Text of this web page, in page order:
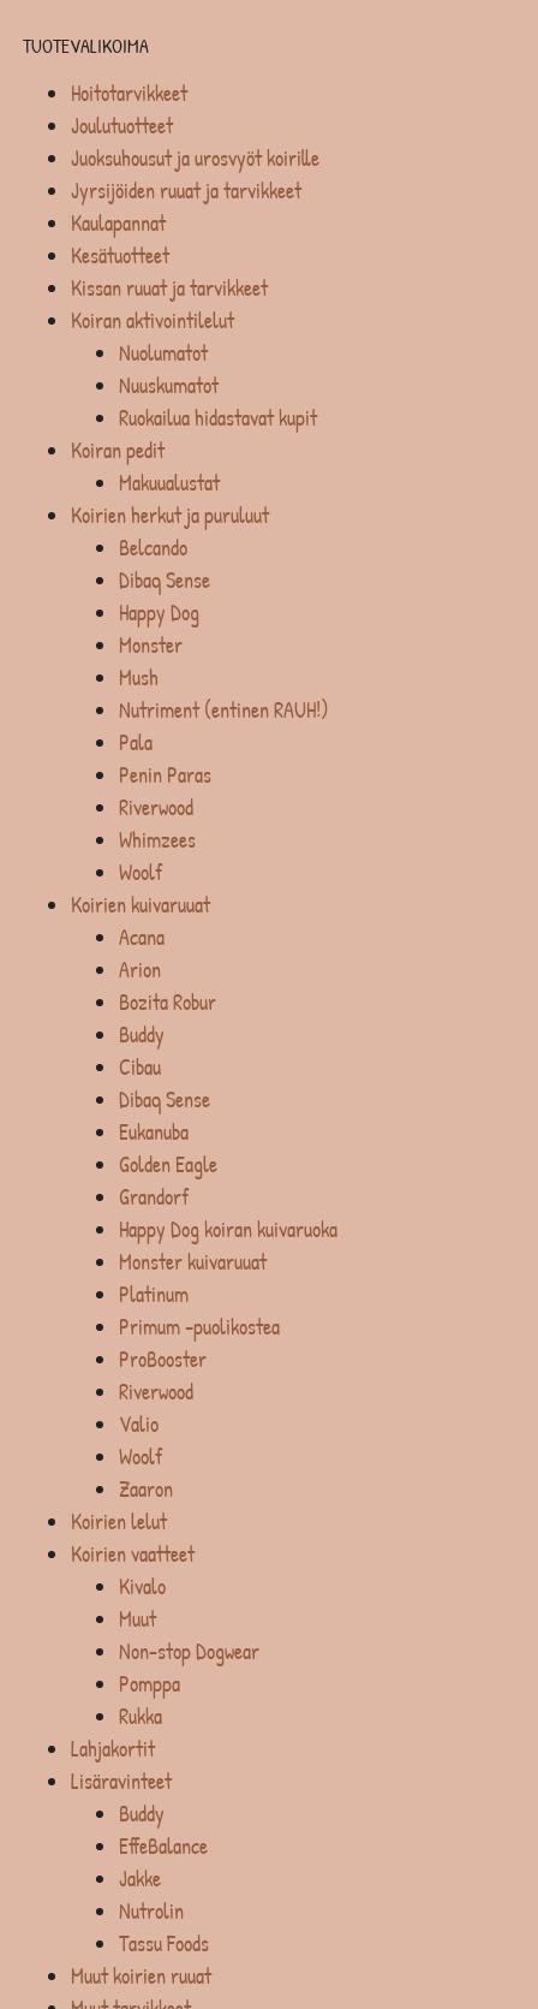
TUOTEVALIKOIMA
Hoitotarvikkeet
Joulutuotteet
Juoksuhousut ja urosvyöt koirille
Jyrsijöiden ruuat ja tarvikkeet
Kaulapannat
Kesätuotteet
Kissan ruuat ja tarvikkeet
Koiran aktivointilelut
Nuolumatot
Nuuskumatot
Ruokailua hidastavat kupit
Koiran pedit
Makuualustat
Koirien herkut ja puruluut
Belcando
Dibaq Sense
Happy Dog
Monster
Mush
Nutriment (entinen RAUH!)
Pala
Penin Paras
Riverwood
Whimzees
Woolf
Koirien kuivaruuat
Acana
Arion
Bozita Robur
Buddy
Cibau
Dibaq Sense
Eukanuba
Golden Eagle
Grandorf
Happy Dog koiran kuivaruoka
Monster kuivaruuat
Platinum
Primum -puolikostea
ProBooster
Riverwood
Valio
Woolf
Zaaron
Koirien lelut
Koirien vaatteet
Kivalo
Muut
Non-stop Dogwear
Pomppa
Rukka
Lahjakortit
Lisäravinteet
Buddy
EffeBalance
Jakke
Nutrolin
Tassu Foods
Muut koirien ruuat